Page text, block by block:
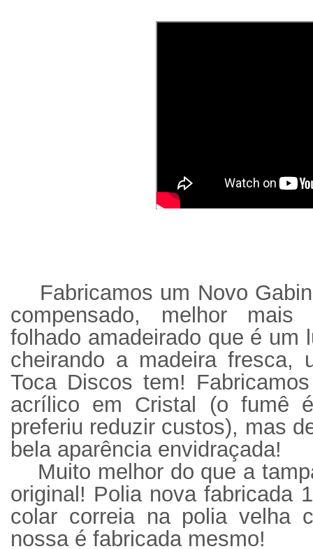
Fabricamos um Novo
compensado, melhor
folhado amadeirado que é um
cheirando a madeira fresca,
Toca Discos tem!
acrílico em Cristal (o fumê
preferiu reduzir custos), mas
bela aparência envidraçada!
Muito melhor do que a
original! Polia nova fabricada
colar correia na polia velha
nossa é fabricada mesmo!